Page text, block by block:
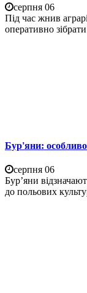
серпня 06
Під час жнив
оперативно
Бур'яни:
серпня 06
Бур’яни
до польових